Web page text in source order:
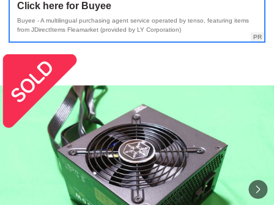
Click here for Buyee
Buyee - A multilingual purchasing agent service operated by tenso, featuring items
from JDirectItems Fleamarket (provided by LY Corporation)